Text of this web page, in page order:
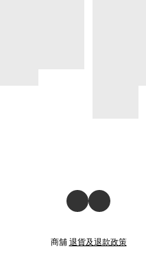
商舖 退貨及退款政策